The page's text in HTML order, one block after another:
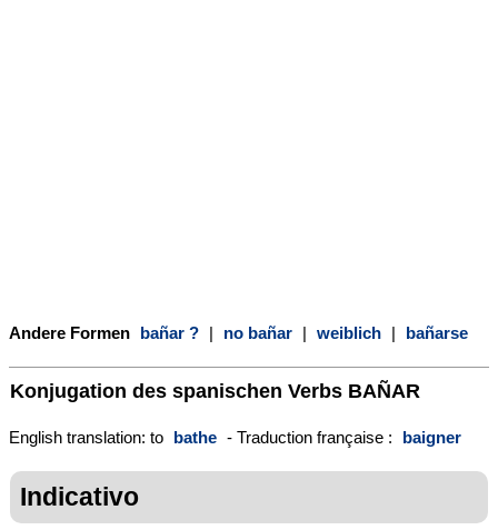
Andere Formen bañar ? | no bañar | weiblich | bañarse
Konjugation des spanischen Verbs BAÑAR
English translation: to bathe - Traduction française : baigner
Indicativo